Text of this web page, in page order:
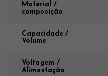
Material /
composição
Capacidade /
Volume
Voltagem /
Alimentação